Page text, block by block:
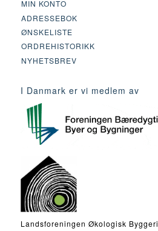
MIN KONTO
ADRESSEBOK
ØNSKELISTE
ORDREHISTORIKK
NYHETSBREV
I Danmark er vi medlem av
Landsforeningen Økologisk Byggeri